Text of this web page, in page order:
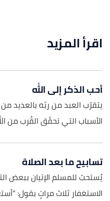
اقرأ المزيد
أحب الذكر إلى الله
يتقرّب العبد من ربّه بالعديد
الأسباب التي تحقّق القُرب من
تسابيح ما بعد الصلاة
الاستغفار ثلاث مراتٍ بقول: